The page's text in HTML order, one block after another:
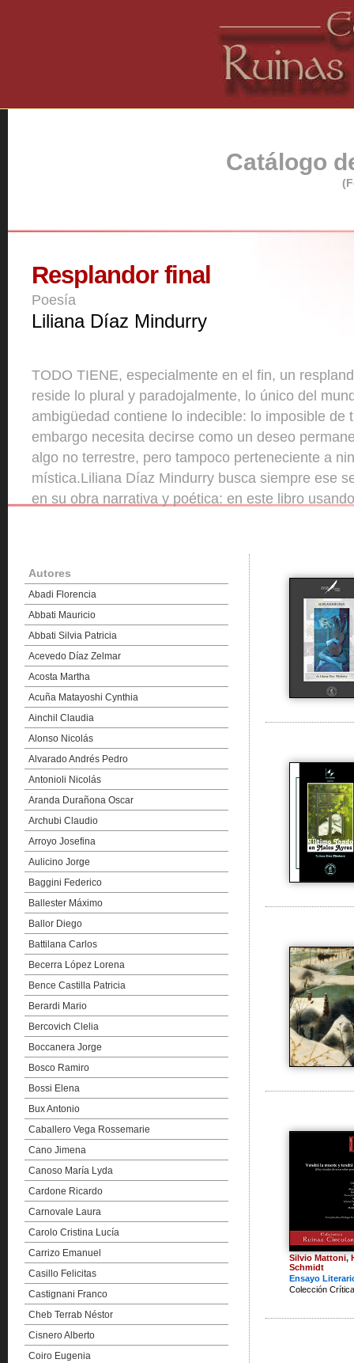
Catálogo
resplandor. En ese resplandor
del mundo. Esa absoluta
de transmitir, que sin
permanente y nunca saciado de
a ninguna categoría
ese sentido de indecibilidad
usando como referente diez
Autores
Abadi Florencia
Abbati Mauricio
Abbati Silvia Patricia
Acevedo Díaz Zelmar
Acosta Martha
Acuña Matayoshi Cynthia
Ainchil Claudia
Alonso Nicolás
Alvarado Andrés Pedro
Antonioli Nicolás
Aranda Durañona Oscar
Archubi Claudio
Arroyo Josefina
Aulicino Jorge
Baggini Federico
Ballester Máximo
Ballor Diego
Battilana Carlos
Becerra López Lorena
Bence Castilla Patricia
Berardi Mario
Bercovich Clelia
Boccanera Jorge
Bosco Ramiro
Bossi Elena
Bux Antonio
Caballero Vega Rossemarie
Cano Jimena
Canoso María Lyda
Cardone Ricardo
Carnovale Laura
Carolo Cristina Lucía
Carrizo Emanuel
Casillo Felicitas
Castignani Franco
Cheb Terrab Néstor
Cisnero Alberto
Coiro Eugenia
Silvio Mattoni,
Schmidt
Ensayo
Colección Crítica